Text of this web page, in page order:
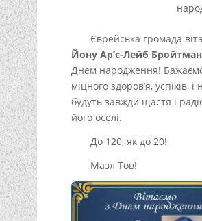
Єврейська громада
Йону Ар’є-Лейб
Днем народження!
міцного здоров’я, успіхів, і
будуть завжди щастя і
його оселі.
До 120, як до 20!
Мазл Тов!